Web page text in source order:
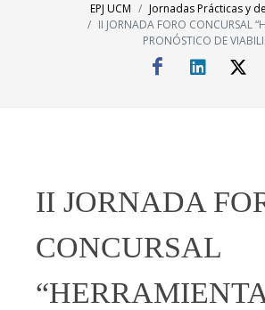
EPJ UCM
Jornadas Prácticas y
II JORNADA FORO CONCURSAL
PRONÓSTICO DE
II JORNADA
CONCURSAL